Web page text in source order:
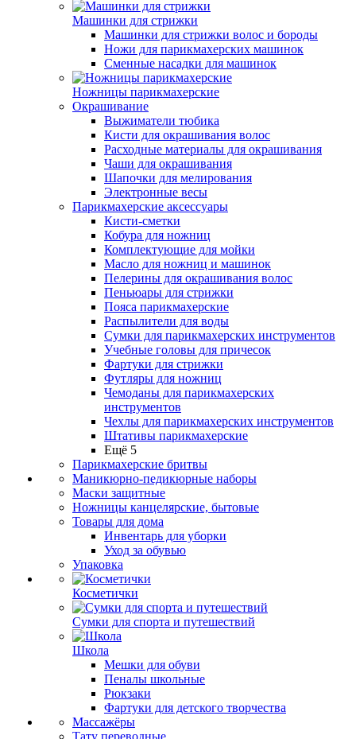
Машинки для стрижки
Машинки для стрижки волос и бороды
Ножи для парикмахерских машинок
Сменные насадки для машинок
Ножницы парикмахерские
Окрашивание
Выжиматели тюбика
Кисти для окрашивания волос
Расходные материалы для окрашивания
Чаши для окрашивания
Шапочки для мелирования
Электронные весы
Парикмахерские аксессуары
Кисти-сметки
Кобура для ножниц
Комплектующие для мойки
Масло для ножниц и машинок
Пелерины для окрашивания волос
Пеньюары для стрижки
Пояса парикмахерские
Распылители для воды
Сумки для парикмахерских инструментов
Учебные головы для причесок
Фартуки для стрижки
Футляры для ножниц
Чемоданы для парикмахерских
инструментов
Чехлы для парикмахерских инструментов
Штативы парикмахерские
Ещё 5
Парикмахерские бритвы
Маникюрно-педикюрные наборы
Маски защитные
Ножницы канцелярские, бытовые
Товары для дома
Инвентарь для уборки
Уход за обувью
Упаковка
Косметички
Сумки для спорта и путешествий
Школа
Мешки для обуви
Пеналы школьные
Рюкзаки
Фартуки для детского творчества
Массажёры
Тату переводные